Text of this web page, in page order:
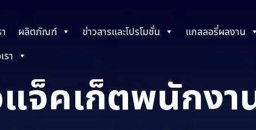
ผลิตภัณฑ์ ข่าวสารและโปรโมชั่น แกลลอรี่ผลงาน
รา
แจ็คเก็ตพนักง